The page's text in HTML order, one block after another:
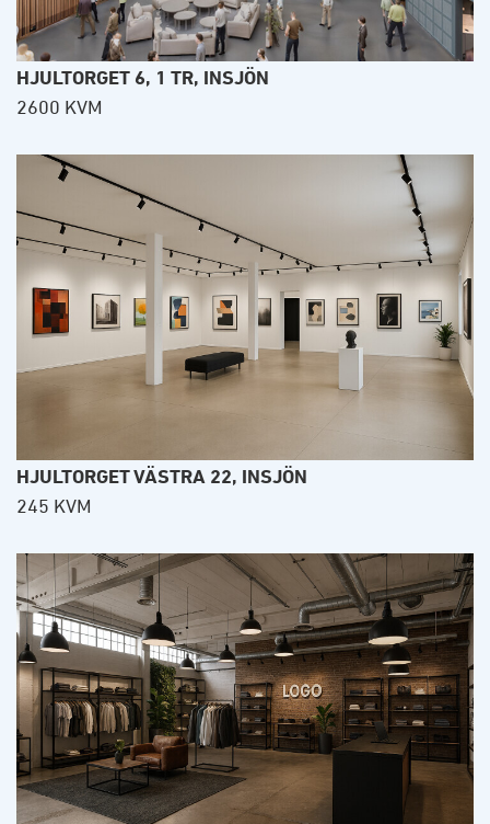
HJULTORGET 6, 1 TR, INSJÖN
2600 KVM
HJULTORGET VÄSTRA 22, INSJÖN
245 KVM